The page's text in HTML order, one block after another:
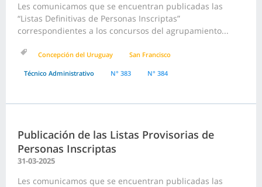
Les comunicamos que se encuentran publicadas las
“Listas Definitivas de Personas Inscriptas”
correspondientes a los concursos del agrupamiento...
Concepción del Uruguay San Francisco
Técnico Administrativo N° 383 N° 384
Publicación de las Listas Provisorias de
Personas Inscriptas
31-03-2025
Les comunicamos que se encuentran publicadas las